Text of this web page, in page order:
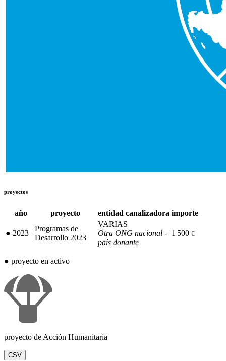
proyectos
año proyecto entidad canalizadora importe
● 2023
Programas de
Desarrollo 2023
VARIAS
Otra ONG nacional -
país donante
1 500 €
● proyecto en activo
proyecto de Acción Humanitaria
CSV